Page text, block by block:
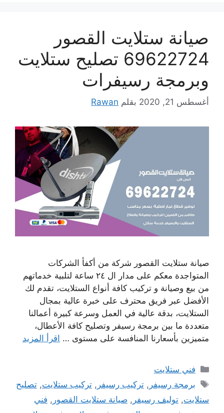
صيانة ستلايت القصور
69622724 تصليح ستلايت
وبرمجة رسيفرات
أغسطس 21, 2020 بقلم Rawan
صيانة ستلايت القصور شركة من أكفأ الشركات
المتواجدة معكم على مدار ال ٢٤ ساعة لتلبية خدماتهم
من بيع وصيانة و تركيب كافة أنواع الستلايت، تقدم لك
الأفضل عبر فريق محترف على خبرة عالية بمجال
الستلايت، بدقة عالية في العمل وسرعة كبيرة أعمالنا
متعددة ما بين برمجة رسيفر وتصليح كافة الأعطال،
متميزين بأسعارنا المنافسة على مستوى … اقرأ المزيد
التصنيفات
فني ستلايت
الوسوم
برمجة رسيفر ,تركيب رسيفر ,تركيب ستلايت,تصليح
ستلايت, توليف رسيفر , صيانة ستلايت القصور , فني